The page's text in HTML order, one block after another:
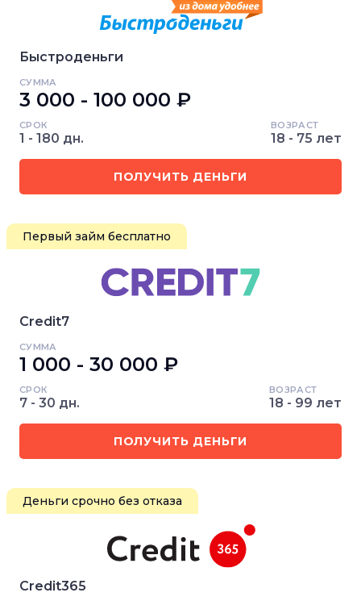
Быстроденьги
СУММА
3 000 - 100 000 ₽
СРОК
1 - 180 дн.
ВОЗРАСТ
18 - 75 лет
ПОЛУЧИТЬ ДЕНЬГИ
Первый займ бесплатно
Credit7
СУММА
1 000 - 30 000 ₽
СРОК
7 - 30 дн.
ВОЗРАСТ
18 - 99 лет
ПОЛУЧИТЬ ДЕНЬГИ
Деньги срочно без отказа
Credit365